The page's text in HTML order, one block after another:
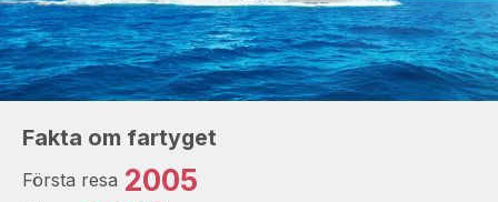
Fakta om fartyget
Första resa 2005